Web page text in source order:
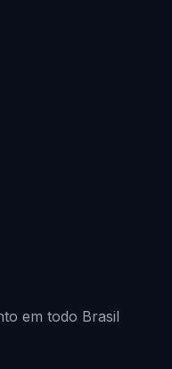
em todo Brasil